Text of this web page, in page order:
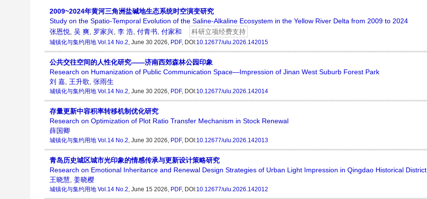
2009~2024年黄河三角洲盐碱地生态系统时空演变研究
Study on the Spatio-Temporal Evolution of the Saline-Alkaline Ecosystem in the Yellow River Delta from 2009 to 2024
张恩悦, 吴 爽, 罗家兴, 李 浩, 付青书, 付家和 科研立项经费支持
城镇化与集约用地 Vol.14 No.2, June 30 2026, PDF, DOI:10.12677/ulu.2026.142015
公共交往空间的人性化研究——济南西郊森林公园印象
Research on Humanization of Public Communication Space—Impression of Jinan West Suburb Forest Park
刘 嘉, 王升歌, 张雨生
城镇化与集约用地 Vol.14 No.2, June 30 2026, PDF, DOI:10.12677/ulu.2026.142014
存量更新中容积率转移机制优化研究
Research on Optimization of Plot Ratio Transfer Mechanism in Stock Renewal
薛国卿
城镇化与集约用地 Vol.14 No.2, June 30 2026, PDF, DOI:10.12677/ulu.2026.142013
青岛历史城区城市光印象的情感传承与更新设计策略研究
Research on Emotional Inheritance and Renewal Design Strategies of Urban Light Impression in Qingdao Historical District
王晓慧, 姜晓樱
城镇化与集约用地 Vol.14 No.2, June 15 2026, PDF, DOI:10.12677/ulu.2026.142012